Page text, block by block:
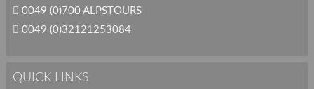
0049 (0)700 ALPSTOURS
0049 (0)32121253084
QUICK LINKS